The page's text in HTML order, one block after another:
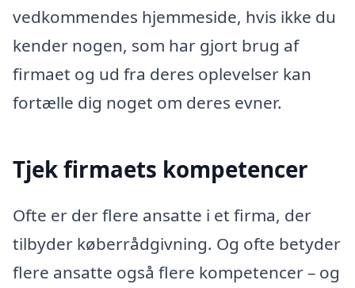
vedkommendes hjemmeside, hvis ikke du
kender nogen, som har gjort brug af
firmaet og ud fra deres oplevelser kan
fortælle dig noget om deres evner.
Tjek firmaets kompetencer
Ofte er der flere ansatte i et firma, der
tilbyder køberrådgivning. Og ofte betyder
flere ansatte også flere kompetencer – og